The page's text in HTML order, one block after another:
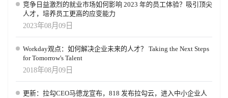
竞争日益激烈的就业市场如何影响 2023 年的员工体验？吸引顶尖
人才，培养员工更高的应变能力
2023年08月09日
Workday观点：如何解决企业未来的人才？ Taking the Next Steps
for Tomorrow's Talent
2018年08月09日
更新：拉勾CEO马德龙宣布，818 发布拉勾云，进入中小企业人